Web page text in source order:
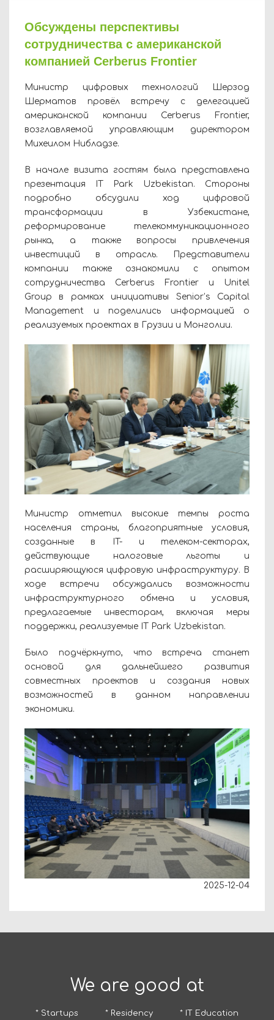
Обсуждены перспективы
сотрудничества с американской
компанией Cerberus Frontier
Министр цифровых технологий Шерзод
Шерматов провёл встречу с делегацией
американской компании Cerberus Frontier,
возглавляемой управляющим директором
Михеилом Нибладзе.
В начале визита гостям была представлена
презентация IT Park Uzbekistan. Стороны
подробно обсудили ход цифровой
трансформации в Узбекистане,
реформирование телекоммуникационного
рынка, а также вопросы привлечения
инвестиций в отрасль. Представители
компании также ознакомили с опытом
сотрудничества Cerberus Frontier и Unitel
Group в рамках инициативы Senior’s Capital
Management и поделились информацией о
реализуемых проектах в Грузии и Монголии.
Министр отметил высокие темпы роста
населения страны, благоприятные условия,
созданные в IT- и телеком-секторах,
действующие налоговые льготы и
расширяющуюся цифровую инфраструктуру. В
ходе встречи обсуждались возможности
инфраструктурного обмена и условия,
предлагаемые инвесторам, включая меры
поддержки, реализуемые IT Park Uzbekistan.
Было подчёркнуто, что встреча станет
основой для дальнейшего развития
совместных проектов и создания новых
возможностей в данном направлении
экономики.
2025-12-04
We are good at
* Startups * Residency * IT Education